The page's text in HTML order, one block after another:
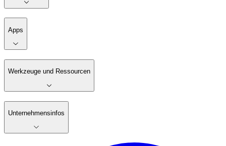
Apps
Werkzeuge und Ressourcen
Unternehmensinfos